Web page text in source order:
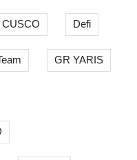
CUSCO Defi
GR YARIS